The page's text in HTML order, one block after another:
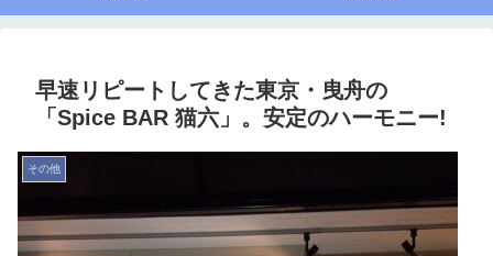
早速リピートしてきた東京・曳舟の
「Spice BAR 猫六」。安定のハーモニー!
その他